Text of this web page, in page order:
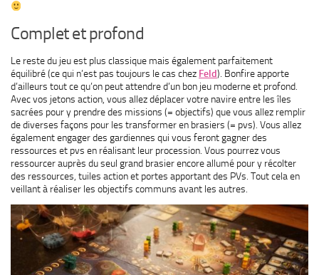
Complet et profond
Le reste du jeu est plus classique mais également parfaitement
équilibré (ce qui n’est pas toujours le cas chez Feld). Bonfire apporte
d’ailleurs tout ce qu’on peut attendre d’un bon jeu moderne et profond.
Avec vos jetons action, vous allez déplacer votre navire entre les îles
sacrées pour y prendre des missions (= objectifs) que vous allez remplir
de diverses façons pour les transformer en brasiers (= pvs). Vous allez
également engager des gardiennes qui vous feront gagner des
ressources et pvs en réalisant leur procession. Vous pourrez vous
ressourcer auprès du seul grand brasier encore allumé pour y récolter
des ressources, tuiles action et portes apportant des PVs. Tout cela en
veillant à réaliser les objectifs communs avant les autres.